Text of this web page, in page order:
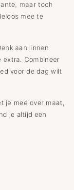
maar toch
mee te
aan linnen
extra. Combineer
voor de dag wilt
je mee over maat,
je altijd een